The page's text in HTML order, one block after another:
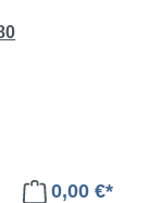
0,00 €*